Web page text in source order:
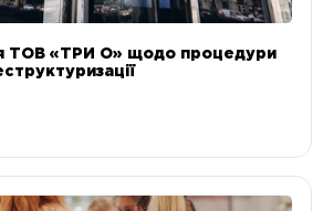
ТОВ «ТРИ О» щодо процедури